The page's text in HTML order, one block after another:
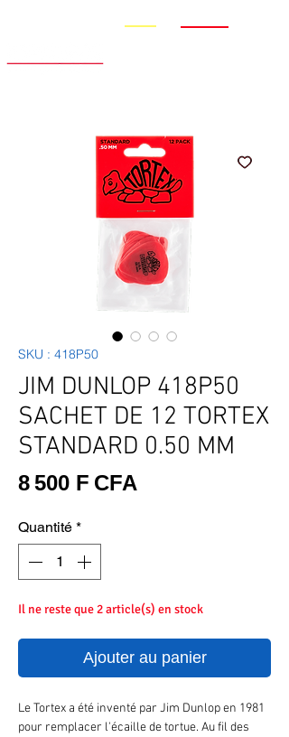
SKU : 418P50
JIM DUNLOP 418P50
SACHET DE 12 TORTEX
STANDARD 0.50 MM
8 500 F CFA
Quantité *
Il ne reste que 2 article(s) en stock
Ajouter au panier
Le Tortex a été inventé par Jim Dunlop en 1981
pour remplacer l'écaille de tortue. Au fil des